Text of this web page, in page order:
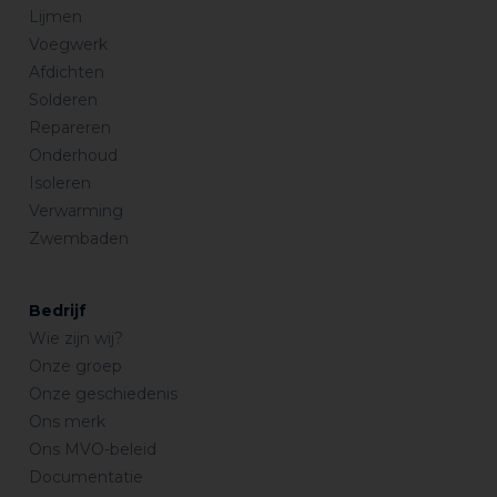
Lijmen
Voegwerk
Afdichten
Solderen
Repareren
Onderhoud
Isoleren
Verwarming
Zwembaden
Bedrijf
Wie zijn wij?
Onze groep
Onze geschiedenis
Ons merk
Ons MVO-beleid
Documentatie